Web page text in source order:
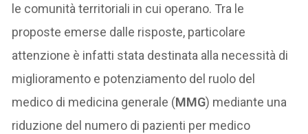
le comunità territoriali in cui operano. Tra le
proposte emerse dalle risposte, particolare
attenzione è infatti stata destinata alla necessità di
miglioramento e potenziamento del ruolo del
medico di medicina generale (MMG) mediante una
riduzione del numero di pazienti per medico